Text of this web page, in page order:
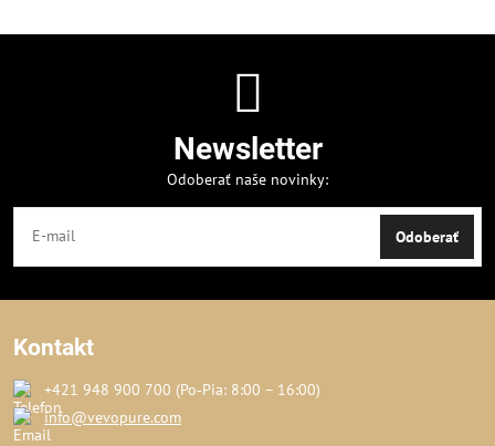
Newsletter
Odoberať naše novinky:
Odoberať
Kontakt
+421 948 900 700 (Po‑Pia: 8:00 – 16:00)
info@vevopure.com